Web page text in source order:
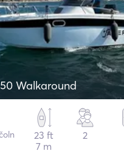
Walkaround
23 ft
7 m
2